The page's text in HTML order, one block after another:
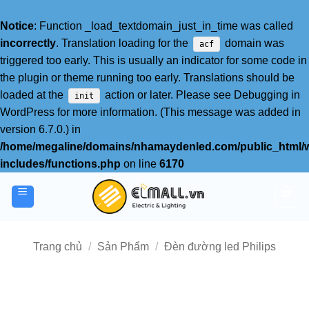
Notice: Function _load_textdomain_just_in_time was called
incorrectly. Translation loading for the acf
domain was
triggered too early. This is usually an indicator for some code in
the plugin or theme running too early. Translations should be
loaded at the
init action or later. Please see Debugging in
WordPress for more information. (This message was added in
version 6.7.0.) in
/home/megaline/domains/nhamaydenled.com/public_html/
includes/functions.php on line 6170
Trang chủ
/ Sản Phẩm / Đèn đường led Philips